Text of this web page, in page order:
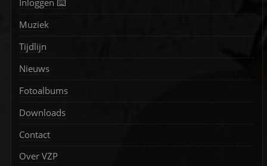
Inloggen ⌨️
Muziek
Tijdlijn
Nieuws
Fotoalbums
Downloads
Contact
Over VZP